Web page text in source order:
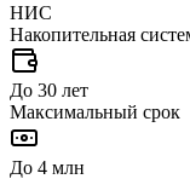
НИС
Накопительная
До 30 лет
Максимальный срок
До 4 млн